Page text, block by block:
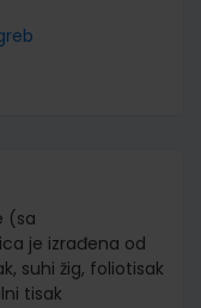
(sa
je izrađena od
suhi žig, foliotisak
tisak